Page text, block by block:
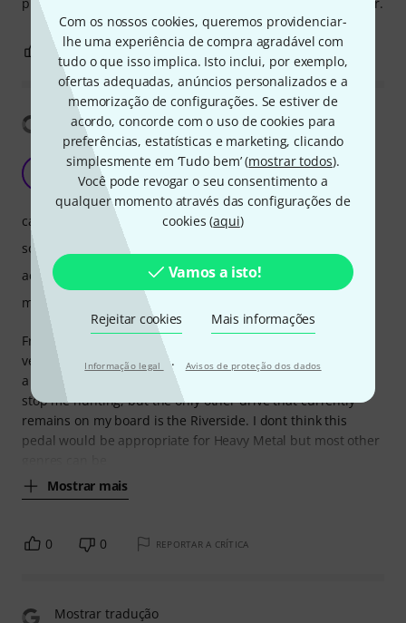
Com os nossos cookies, queremos providenciar-
lhe uma experiência de compra agradável com
tudo o que isso implica. Isto inclui, por exemplo,
ofertas adequadas, anúncios personalizados e a
memorização de configurações. Se estiver de
acordo, concorde com o uso de cookies para
preferências, estatísticas e marketing, clicando
simplesmente em ‘Tudo bem’ (mostrar todos).
Você pode revogar o seu consentimento a
qualquer momento através das configurações de
cookies (aqui)
Vamos a isto!
Rejeitar cookies Mais informações
Informação legal · Avisos de proteção dos dados
1 REPORTAR A CRÍTICA
Mostrar tradução
Made most of my drives redundant!
AddledLearner 08.04.2026
From mild and the often overused term 'Transparent' to
verging on a fuzz, this pedal can do it all. I've gone through
a few overdrives and distortions and I doubt this pedal will
stop me hunting, but the only other drive that currently
remains on my board is the Riverside. I dont think this
pedal would be appropriate for Heavy Metal but most other
Mostrar mais
características
som
acabamento
manuseio
0 0 REPORTAR A CRÍTICA
Mostrar tradução